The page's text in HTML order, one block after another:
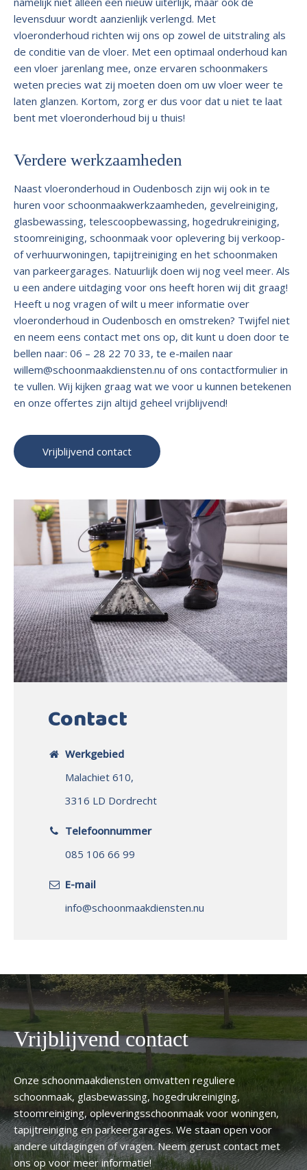
levensduur wordt aanzienlijk verlengd. Met
vloeronderhoud richten wij ons op zowel de uitstraling als
de conditie van de vloer. Met een optimaal onderhoud kan
een vloer jarenlang mee, onze ervaren schoonmakers
weten precies wat zij moeten doen om uw vloer weer te
laten glanzen. Kortom, zorg er dus voor dat u niet te laat
bent met vloeronderhoud bij u thuis!
Verdere werkzaamheden
Naast vloeronderhoud in Oudenbosch zijn wij ook in te
huren voor schoonmaakwerkzaamheden, gevelreiniging,
glasbewassing, telescoopbewassing, hogedrukreiniging,
stoomreiniging, schoonmaak voor oplevering bij verkoop-
of verhuurwoningen, tapijtreiniging en het schoonmaken
van parkeergarages. Natuurlijk doen wij nog veel meer. Als
u een andere uitdaging voor ons heeft horen wij dit graag!
Heeft u nog vragen of wilt u meer informatie over
vloeronderhoud in Oudenbosch en omstreken? Twijfel niet
en neem eens contact met ons op, dit kunt u doen door te
bellen naar: 06 – 28 22 70 33, te e-mailen naar
willem@schoonmaakdiensten.nu of ons contactformulier in
te vullen. Wij kijken graag wat we voor u kunnen betekenen
en onze offertes zijn altijd geheel vrijblijvend!
Vrijblijvend contact
Contact
Werkgebied
Malachiet 610,
3316 LD Dordrecht
Telefoonnummer
085 106 66 99
E-mail
info@schoonmaakdiensten.nu
Vrijblijvend contact
Onze schoonmaakdiensten omvatten reguliere
schoonmaak, glasbewassing, hogedrukreiniging,
stoomreiniging, opleveringsschoonmaak voor woningen,
tapijtreiniging en parkeergarages. We staan open voor
andere uitdagingen of vragen. Neem gerust contact met
ons op voor meer informatie!